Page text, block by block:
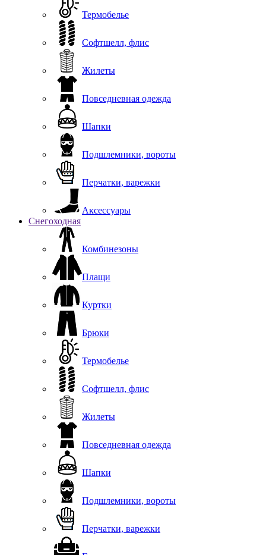
Термобелье
Софтшелл, флис
Жилеты
Повседневная одежда
Шапки
Подшлемники, вороты
Перчатки, варежки
Аксессуары
Снегоходная
Комбинезоны
Плащи
Куртки
Брюки
Термобелье
Софтшелл, флис
Жилеты
Повседневная одежда
Шапки
Подшлемники, вороты
Перчатки, варежки